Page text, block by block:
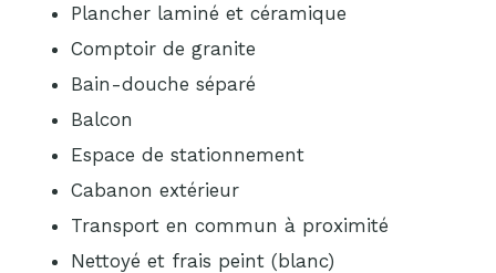
Plancher laminé et céramique
Comptoir de granite
Bain-douche séparé
Balcon
Espace de stationnement
Cabanon extérieur
Transport en commun à proximité
Nettoyé et frais peint (blanc)